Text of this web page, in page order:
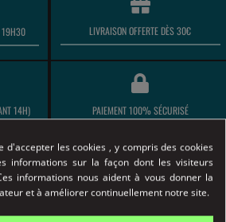
19H30 LIVRAISON OFFERTE DÈS 30€
14H) PAIEMENT 100% SÉCURISÉ
par la Société des Avis Garantis,cliquez
d'accepter les cookies , y compris des cookies
informations sur la façon dont les visiteurs
informations nous aident à vous donner la
et à améliorer continuellement notre site.